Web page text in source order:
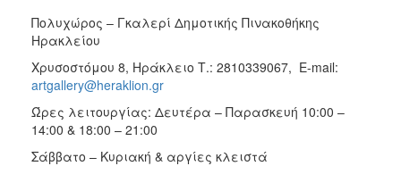
Πολυχώρος – Γκαλερί Δημοτικής Πινακοθήκης
Ηρακλείου
Χρυσοστόμου 8, Ηράκλειο Τ.: 2810339067, E-mail:
artgallery@heraklion.gr
Ώρες λειτουργίας: Δευτέρα – Παρασκευή 10:00 –
14:00 & 18:00 – 21:00
Σάββατο – Κυριακή & αργίες κλειστά